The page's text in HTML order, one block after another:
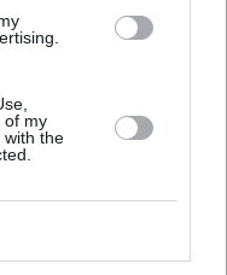
of my
with the